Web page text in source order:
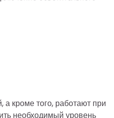
кроме того, работают при
необходимый уровень